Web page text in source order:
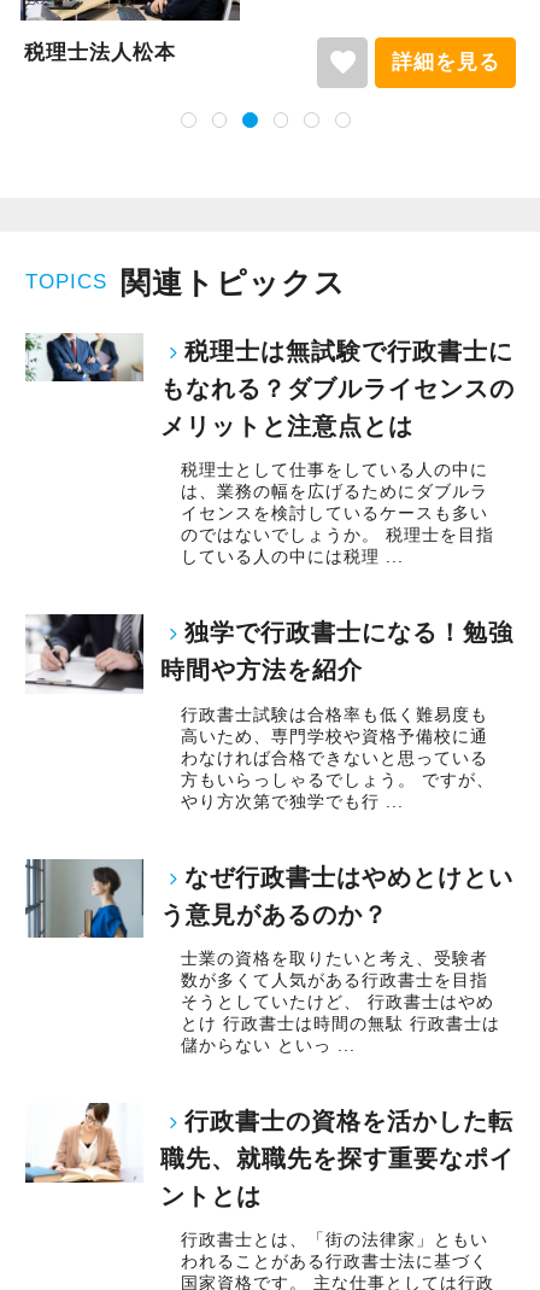
に頑張っています。
会社の良いところは“温かさ”があります。
お客様に対しても、仲間に対しても、アットホ
くことができて安心です。
数字が好きで人と関わるのが好きな人でした
ら、この仕事に向いていると思います。
お客様からの「ありがとう」が、最大のやりが
いになります！
はじめての仕事には不安もあるかもしれません
が、当社は同じ目標をもったインターンの数も
待ちしています！
【成長のための5つのこだわりを大事にしていま
す】
仕事をする上では5つのこだわり「クイックレス
ポンス・プラス思考・有言実行・他責禁止・気
【求職者へのメッセージ】
当社では、「こうなりたい」という将来のキャ
リアプランが明確な方が成長しています。
そのため、採用面接では「1年後、3年後、5年後
にどうなりたいか？」を必ずお聞きします。
たとえば希望年収があれば、その目標に向けて
どう仕事をすればいいのか具体的にお伝えしま
当社は積極的な人に惜しみなくチャンスを与え
るというスタイルで、経験年数を積めば自動的
にキャリアアップするという仕組みになっては
ですから、ステップアップしたい人は、遠慮な
「挑戦」と「成長」を後押しする社風なので失
敗を恐れずに目標に向かってチャレンジするこ
とができます。
【現役スタッフの声】
ことができませんでした。
代表が高齢で新しいお客様も増えず、自分の今
後のキャリアを考えて転職を決意し、当社に入
社しました。
現在は、渋谷オフィスの責任者として一つの拠
点を任されています。
税理士法人松本 favorite 詳細を見る
TOPICS 関連トピックス
税理士は無試験で行政書士に
もなれる？ダブルライセンスの
メリットと注意点とは
税理士として仕事をしている人の中に
は、業務の幅を広げるためにダブルラ
イセンスを検討しているケースも多い
のではないでしょうか。 税理士を目指
している人の中には税理 ...
独学で行政書士になる！勉強
時間や方法を紹介
行政書士試験は合格率も低く難易度も
高いため、専門学校や資格予備校に通
わなければ合格できないと思っている
方もいらっしゃるでしょう。 ですが、
やり方次第で独学でも行 ...
なぜ行政書士はやめとけとい
う意見があるのか？
士業の資格を取りたいと考え、受験者
数が多くて人気がある行政書士を目指
そうとしていたけど、 行政書士はやめ
とけ 行政書士は時間の無駄 行政書士は
儲からない といっ ...
行政書士の資格を活かした転
職先、就職先を探す重要なポイ
ントとは
行政書士とは、「街の法律家」ともい
われることがある行政書士法に基づく
国家資格です。 主な仕事としては行政